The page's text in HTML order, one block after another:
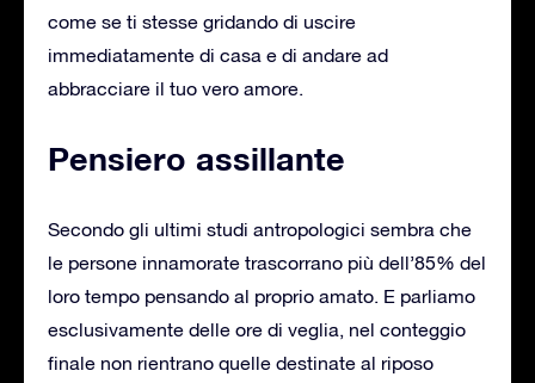
come se ti stesse gridando di uscire
immediatamente di casa e di andare ad
abbracciare il tuo vero amore.
Pensiero assillante
Secondo gli ultimi studi antropologici sembra che
le persone innamorate trascorrano più dell’85% del
loro tempo pensando al proprio amato. E parliamo
esclusivamente delle ore di veglia, nel conteggio
finale non rientrano quelle destinate al riposo